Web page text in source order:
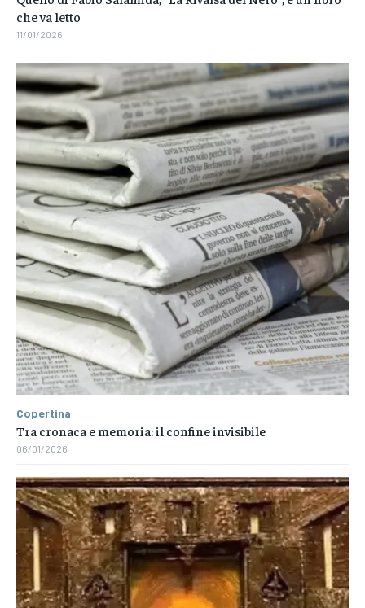
che va letto
11/01/2026
Copertina
Tra cronaca e memoria: il confine invisibile
06/01/2026